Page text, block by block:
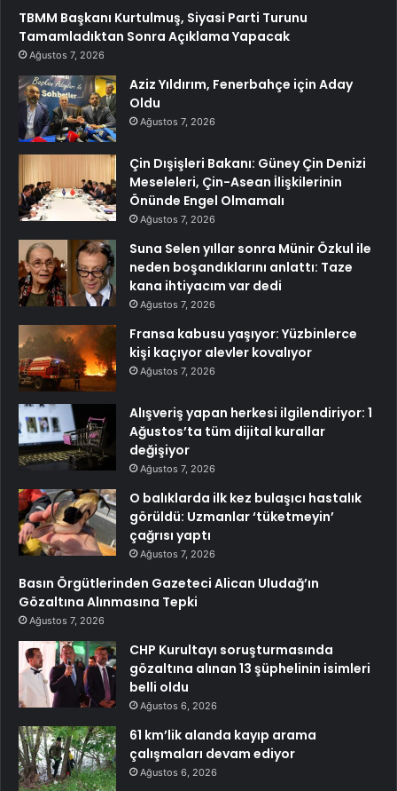
TBMM Başkanı Kurtulmuş, Siyasi Parti Turunu
Tamamladıktan Sonra Açıklama Yapacak
Ağustos 7, 2026
Aziz Yıldırım, Fenerbahçe için Aday
Oldu
Ağustos 7, 2026
Çin Dışişleri Bakanı: Güney Çin Denizi
Meseleleri, Çin-Asean İlişkilerinin
Önünde Engel Olmamalı
Ağustos 7, 2026
Suna Selen yıllar sonra Münir Özkul ile
neden boşandıklarını anlattı: Taze
kana ihtiyacım var dedi
Ağustos 7, 2026
Fransa kabusu yaşıyor: Yüzbinlerce
kişi kaçıyor alevler kovalıyor
Ağustos 7, 2026
Alışveriş yapan herkesi ilgilendiriyor: 1
Ağustos’ta tüm dijital kurallar
değişiyor
Ağustos 7, 2026
O balıklarda ilk kez bulaşıcı hastalık
görüldü: Uzmanlar ‘tüketmeyin’
çağrısı yaptı
Ağustos 7, 2026
Basın Örgütlerinden Gazeteci Alican Uludağ’ın
Gözaltına Alınmasına Tepki
Ağustos 7, 2026
CHP Kurultayı soruşturmasında
gözaltına alınan 13 şüphelinin isimleri
belli oldu
Ağustos 6, 2026
61 km’lik alanda kayıp arama
çalışmaları devam ediyor
Ağustos 6, 2026